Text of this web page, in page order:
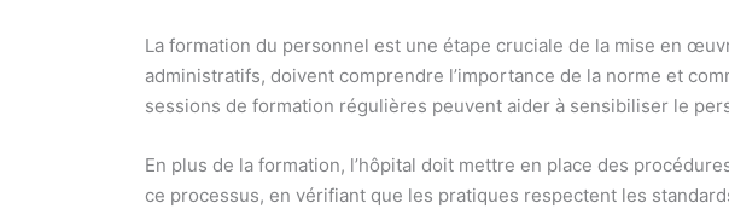
La formation du personnel est une étape cruciale de la mise en
administratifs, doivent comprendre l’importance de la norme et
sessions de formation régulières peuvent aider à sensibiliser le
En plus de la formation, l’hôpital doit mettre en place des
ce processus, en vérifiant que les pratiques respectent les